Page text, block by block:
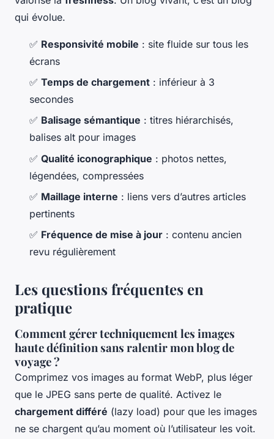
qui évolue.
✅ Responsivité mobile : site fluide sur tous les
écrans
✅ Temps de chargement : inférieur à 3
secondes
✅ Balisage sémantique : titres hiérarchisés,
balises alt pour images
✅ Qualité iconographique : photos nettes,
légendées, compressées
✅ Maillage interne : liens vers d’autres articles
pertinents
✅ Fréquence de mise à jour : contenu ancien
revu régulièrement
Les questions fréquentes en
pratique
Comment gérer techniquement les images
haute définition sans ralentir mon blog de
voyage ?
Comprimez vos images au format WebP, plus léger
que le JPEG sans perte de qualité. Activez le
chargement différé (lazy load) pour que les images
ne se chargent qu’au moment où l’utilisateur les voit.